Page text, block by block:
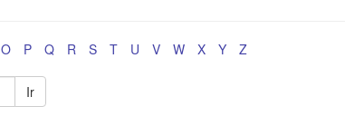
O P Q R S T U V W X Y Z
Ir